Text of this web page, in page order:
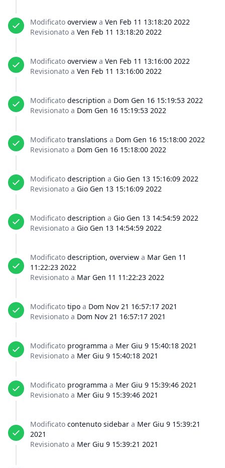
Modificato overview a Ven Feb 11 13:18:20 2022
Revisionato a Ven Feb 11 13:18:20 2022
Modificato overview a Ven Feb 11 13:16:00 2022
Revisionato a Ven Feb 11 13:16:00 2022
Modificato description a Dom Gen 16 15:19:53 2022
Revisionato a Dom Gen 16 15:19:53 2022
Modificato translations a Dom Gen 16 15:18:00 2022
Revisionato a Dom Gen 16 15:18:00 2022
Modificato description a Gio Gen 13 15:16:09 2022
Revisionato a Gio Gen 13 15:16:09 2022
Modificato description a Gio Gen 13 14:54:59 2022
Revisionato a Gio Gen 13 14:54:59 2022
Modificato description, overview a Mar Gen 11
11:22:23 2022
Revisionato a Mar Gen 11 11:22:23 2022
Modificato tipo a Dom Nov 21 16:57:17 2021
Revisionato a Dom Nov 21 16:57:17 2021
Modificato programma a Mer Giu 9 15:40:18 2021
Revisionato a Mer Giu 9 15:40:18 2021
Modificato programma a Mer Giu 9 15:39:46 2021
Revisionato a Mer Giu 9 15:39:46 2021
Modificato contenuto sidebar a Mer Giu 9 15:39:21
2021
Revisionato a Mer Giu 9 15:39:21 2021